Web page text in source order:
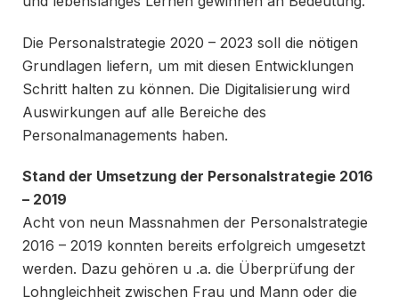
Die Personalstrategie 2020 – 2023 soll die nötigen
Grundlagen liefern, um mit diesen Entwicklungen
Schritt halten zu können. Die Digitalisierung wird
Auswirkungen auf alle Bereiche des
Personalmanagements haben.
Stand der Umsetzung der Personalstrategie 2016
– 2019
Acht von neun Massnahmen der Personalstrategie
2016 – 2019 konnten bereits erfolgreich umgesetzt
werden. Dazu gehören u .a. die Überprüfung der
Lohngleichheit zwischen Frau und Mann oder die